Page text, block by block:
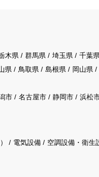
木県 群馬県 埼玉県 千葉県
県 鳥取県 島根県 岡山県
市 名古屋市 静岡市 浜松
電気設備 空調設備・衛生